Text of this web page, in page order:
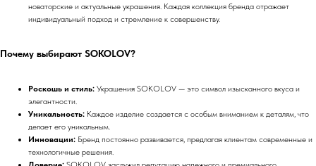
новаторские и актуальные украшения. Каждая коллекция бренда отражает
индивидуальный подход и стремление к совершенству.
Почему выбирают SOKOLOV?
Роскошь и стиль: Украшения SOKOLOV — это символ изысканного вкуса и
элегантности.
Уникальность: Каждое изделие создается с особым вниманием к деталям, что
делает его уникальным.
Инновации: Бренд постоянно развивается, предлагая клиентам современные и
технологичные решения.